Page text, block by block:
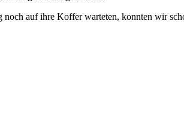
auf ihre Koffer warteten, konnten wir